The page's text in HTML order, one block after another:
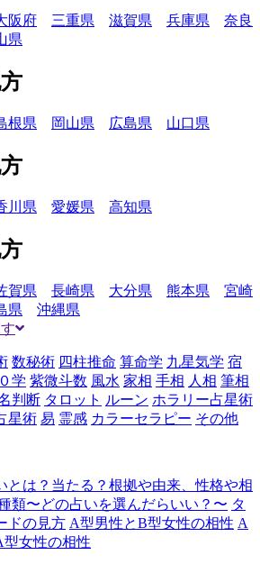
阪府 三重県 滋賀県 兵庫県
奈良
県
根県 岡山県 広島県 山口県
川県 愛媛県 高知県
賀県 長崎県 大分県 熊本県
宮崎
県
沖縄県
数秘術 四柱推命 算命学 九星気学 宿
０学 紫微斗数 風水 家相 手相 人相 筆相
判断 タロット ルーン ホラリー占星術
星術 易 霊感 カラーセラピー その他
とは？当たる？根拠や由来、性格や相
類〜どの占いを選んだらいい？〜 タ
ドの見方 A型男性とB型女性の相性 A
女性の相性